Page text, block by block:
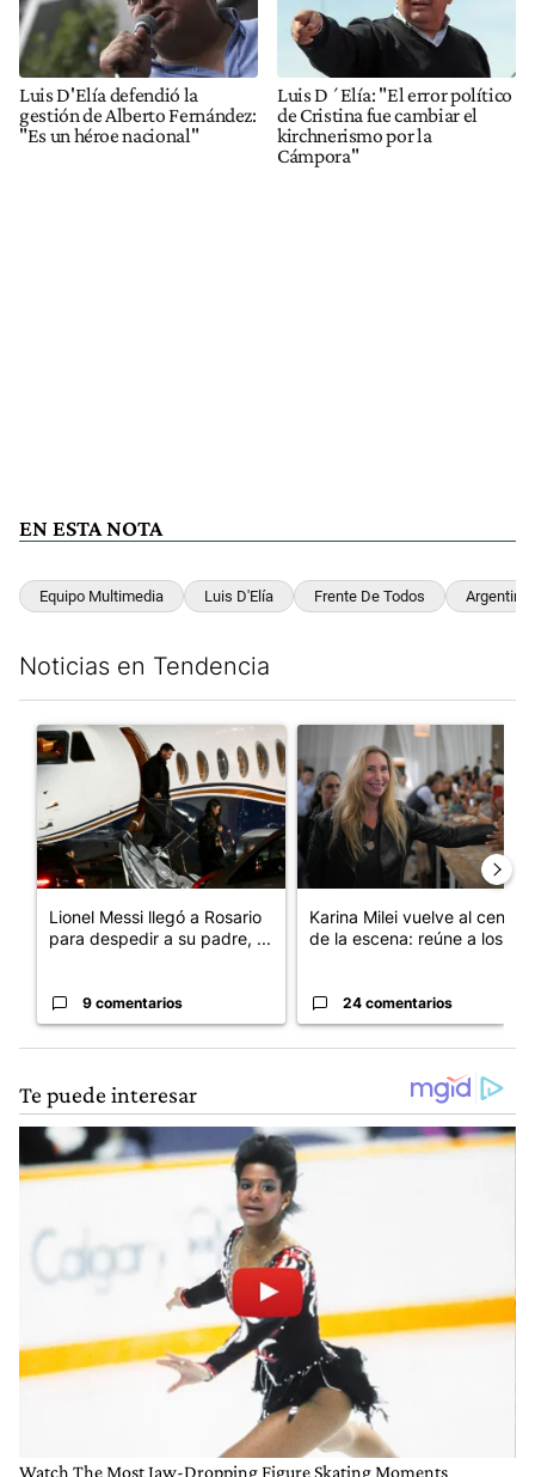
Luis D'Elía defendió la
gestión de Alberto Fernández:
"Es un héroe nacional"
Luis D´Elía: "El error político
de Cristina fue cambiar el
kirchnerismo por la
Cámpora"
EN ESTA NOTA
Equipo Multimedia Luis D'Elía Frente De Todos Argentina
Noticias en Tendencia
Un artículo de tendencia con el título "Lionel Messi llegó a
Lionel Messi llegó a Rosario
para despedir a su padre, ...
9 comentarios
Un artículo de tendencia
Karina Milei vuelve al centro
de la escena: reúne a los...
24 comentarios